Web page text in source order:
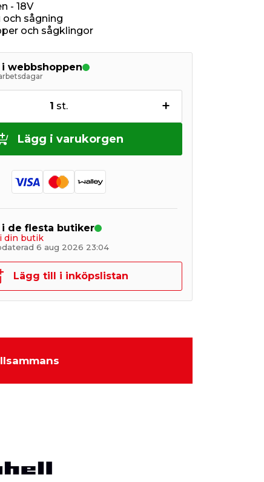
- 18V
och sågning
och sågklingor
webbshoppen
1 st. +
Lägg i varukorgen
i de flesta butiker
din butik
6 aug 2026 23:04
Lägg till i inköpslistan